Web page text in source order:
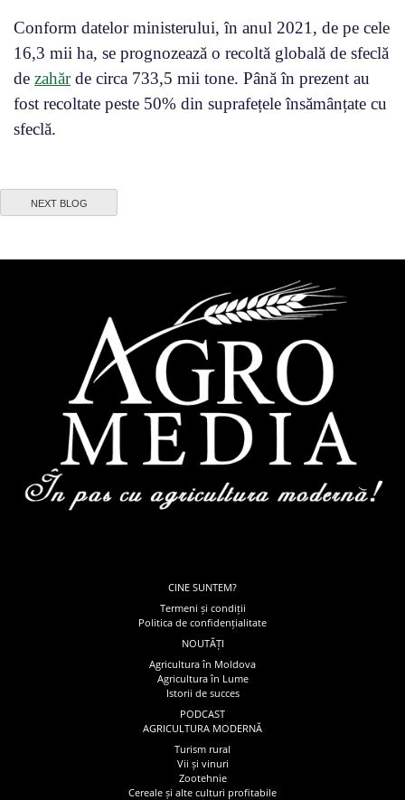
Conform datelor ministerului, în anul 2021, de pe cele
16,3 mii ha, se prognozează o recoltă globală de sfeclă
de zahărde circa 733,5 mii tone. Până în prezent au
fost recoltate peste 50% din suprafețele însămânțate cu
sfeclă.
NEXT BLOG
CINE SUNTEM?
Termeni și condiții
Politica de confidențialitate
NOUTĂȚI
Agricultura în Moldova
Agricultura în Lume
Istorii de succes
PODCAST
AGRICULTURA MODERNĂ
Turism rural
Vii și vinuri
Zootehnie
Cereale și alte culturi profitabile